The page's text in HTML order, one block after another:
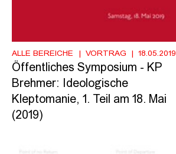
ALLE BEREICHE VORTRAG 18.05.2019
Öffentliches Symposium - KP
Brehmer: Ideologische
Kleptomanie, 1. Teil am 18. Mai
(2019)